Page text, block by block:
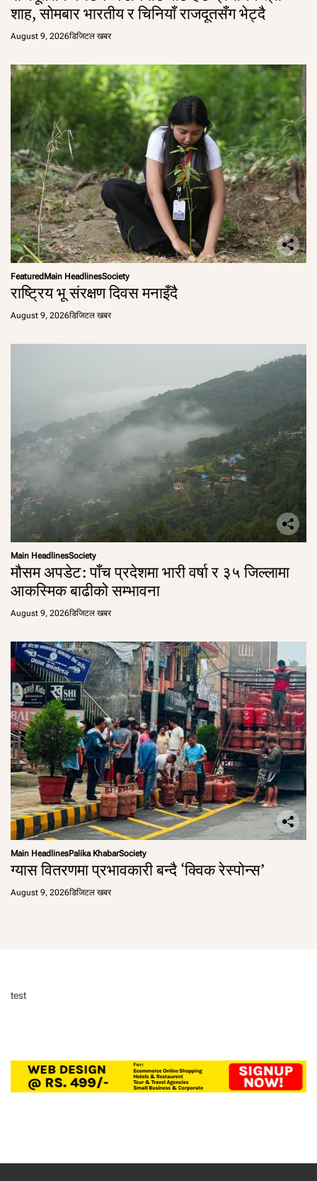
शाह, सोमबार भारतीय र चिनियाँ राजदूतसँग भेट्दै
August 9, 2026डिजिटल खबर
FeaturedMain HeadlinesSociety
राष्ट्रिय भू संरक्षण दिवस मनाइँदै
August 9, 2026डिजिटल खबर
Main HeadlinesSociety
मौसम अपडेट: पाँच प्रदेशमा भारी वर्षा र ३५ जिल्लामा
आकस्मिक बाढीको सम्भावना
August 9, 2026डिजिटल खबर
Main HeadlinesPalika KhabarSociety
ग्यास वितरणमा प्रभावकारी बन्दै ‘क्विक रेस्पोन्स’
August 9, 2026डिजिटल खबर
test